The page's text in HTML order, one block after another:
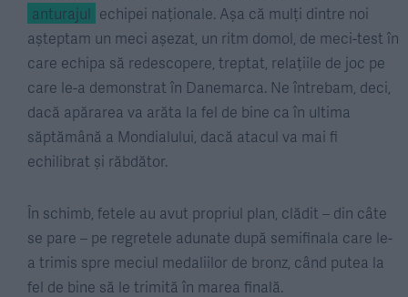
anturajul echipei naționale. Așa că mulți dintre noi
așteptam un meci așezat, un ritm domol, de meci-test în
care echipa să redescopere, treptat, relațiile de joc pe
care le-a demonstrat în Danemarca. Ne întrebam, deci,
dacă apărarea va arăta la fel de bine ca în ultima
săptămână a Mondialului, dacă atacul va mai fi
echilibrat și răbdător.
În schimb, fetele au avut propriul plan, clădit – din câte
se pare – pe regretele adunate după semifinala care le-
a trimis spre meciul medaliilor de bronz, când putea la
fel de bine să le trimită în marea finală.